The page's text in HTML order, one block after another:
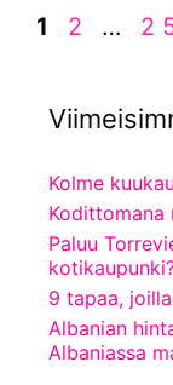
Sivu
1 Sivu
2 … 2
Kolme
Kodittomana
Paluu
9 tapaa,
Albanian
Albaniassa